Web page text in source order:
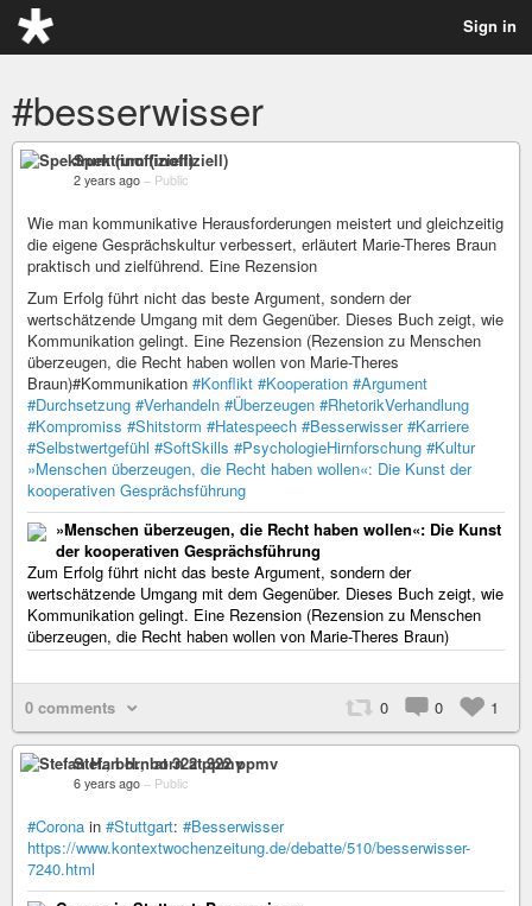
Sign in
#besserwisser
Spektrum (inoffiziell)
2 years ago – Public
Wie man kommunikative Herausforderungen meistert und gleichzeitig
die eigene Gesprächskultur verbessert, erläutert Marie-Theres Braun
praktisch und zielführend. Eine Rezension
Zum Erfolg führt nicht das beste Argument, sondern der
wertschätzende Umgang mit dem Gegenüber. Dieses Buch zeigt, wie
Kommunikation gelingt. Eine Rezension (Rezension zu Menschen
überzeugen, die Recht haben wollen von Marie-Theres
Braun)#Kommunikation #Konflikt #Kooperation #Argument
#Durchsetzung #Verhandeln #Überzeugen #RhetorikVerhandlung
#Kompromiss #Shitstorm #Hatespeech #Besserwisser #Karriere
#Selbstwertgefühl #SoftSkills #PsychologieHirnforschung #Kultur
»Menschen überzeugen, die Recht haben wollen«: Die Kunst der
kooperativen Gesprächsführung
»Menschen überzeugen, die Recht haben wollen«: Die Kunst
der kooperativen Gesprächsführung
Zum Erfolg führt nicht das beste Argument, sondern der
wertschätzende Umgang mit dem Gegenüber. Dieses Buch zeigt, wie
Kommunikation gelingt. Eine Rezension (Rezension zu Menschen
überzeugen, die Recht haben wollen von Marie-Theres Braun)
0 comments 0 0 1
Stefan H., born at 322 ppmv
6 years ago – Public
#Corona in #Stuttgart: #Besserwisser
https://www.kontextwochenzeitung.de/debatte/510/besserwisser-
7240.html